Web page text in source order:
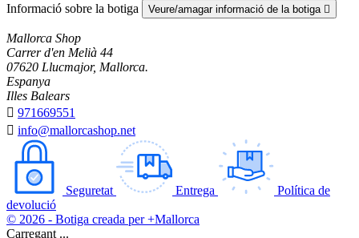
Informació sobre la botiga Veure/amagar informació de la botiga 
Mallorca Shop
Carrer d'en Melià 44
07620 Llucmajor, Mallorca.
Espanya
Illes Balears
 971669551
 info@mallorcashop.net
Seguretat Entrega
Política de
devolució
© 2026 - Botiga creada per +Mallorca
Carregant ...